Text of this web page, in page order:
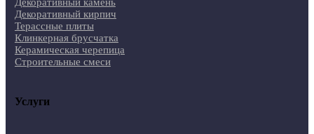
Декоративный кирпич
Терассные плиты
Клинкерная брусчатка
Керамическая черепица
Строительные смеси
Услуги